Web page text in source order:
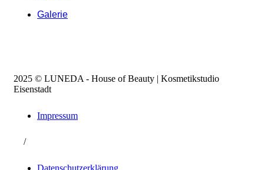
Galerie
2025 © LUNEDA - House of Beauty | Kosmetikstudio
Eisenstadt
Impressum
/
Datenschutzerklärung